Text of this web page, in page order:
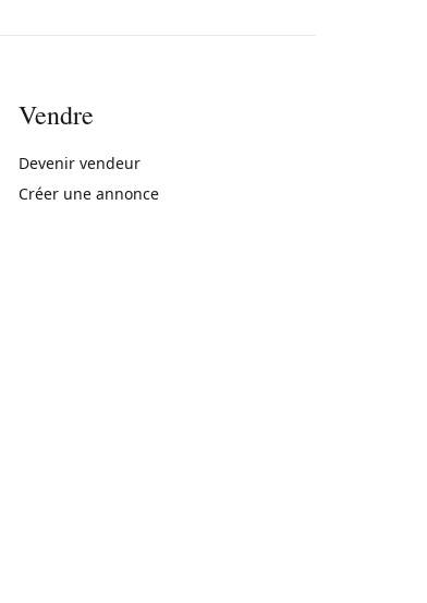
Vendre
Devenir vendeur
Créer une annonce